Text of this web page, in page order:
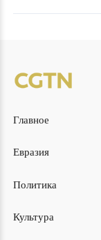
Главное
Евразия
Политика
Культура